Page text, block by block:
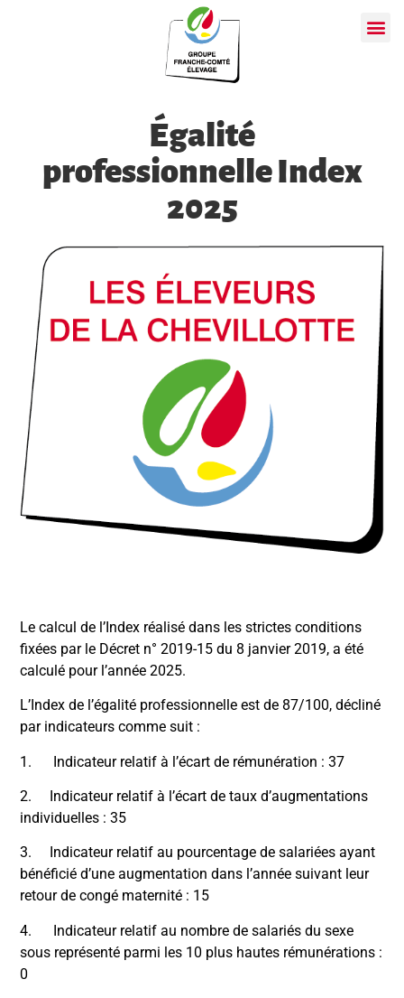
Égalité
professionnelle Index
2025
Le calcul de l’Index réalisé dans les strictes conditions
fixées par le Décret n° 2019-15 du 8 janvier 2019, a été
calculé pour l’année 2025.
L’Index de l’égalité professionnelle est de 87/100, décliné
par indicateurs comme suit :
1. Indicateur relatif à l’écart de rémunération : 37
2. Indicateur relatif à l’écart de taux d’augmentations
individuelles : 35
3. Indicateur relatif au pourcentage de salariées ayant
bénéficié d’une augmentation dans l’année suivant leur
retour de congé maternité : 15
4. Indicateur relatif au nombre de salariés du sexe
sous représenté parmi les 10 plus hautes rémunérations :
0